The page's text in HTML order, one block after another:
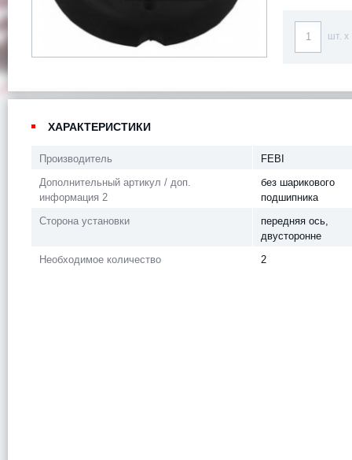
шт. x
ХАРАКТЕРИСТИКИ
Производитель
FEBI
Дополнительный артикул / доп.
информация 2
без шарикового
подшипника
Сторона установки
передняя ось,
двусторонне
Необходимое количество
2